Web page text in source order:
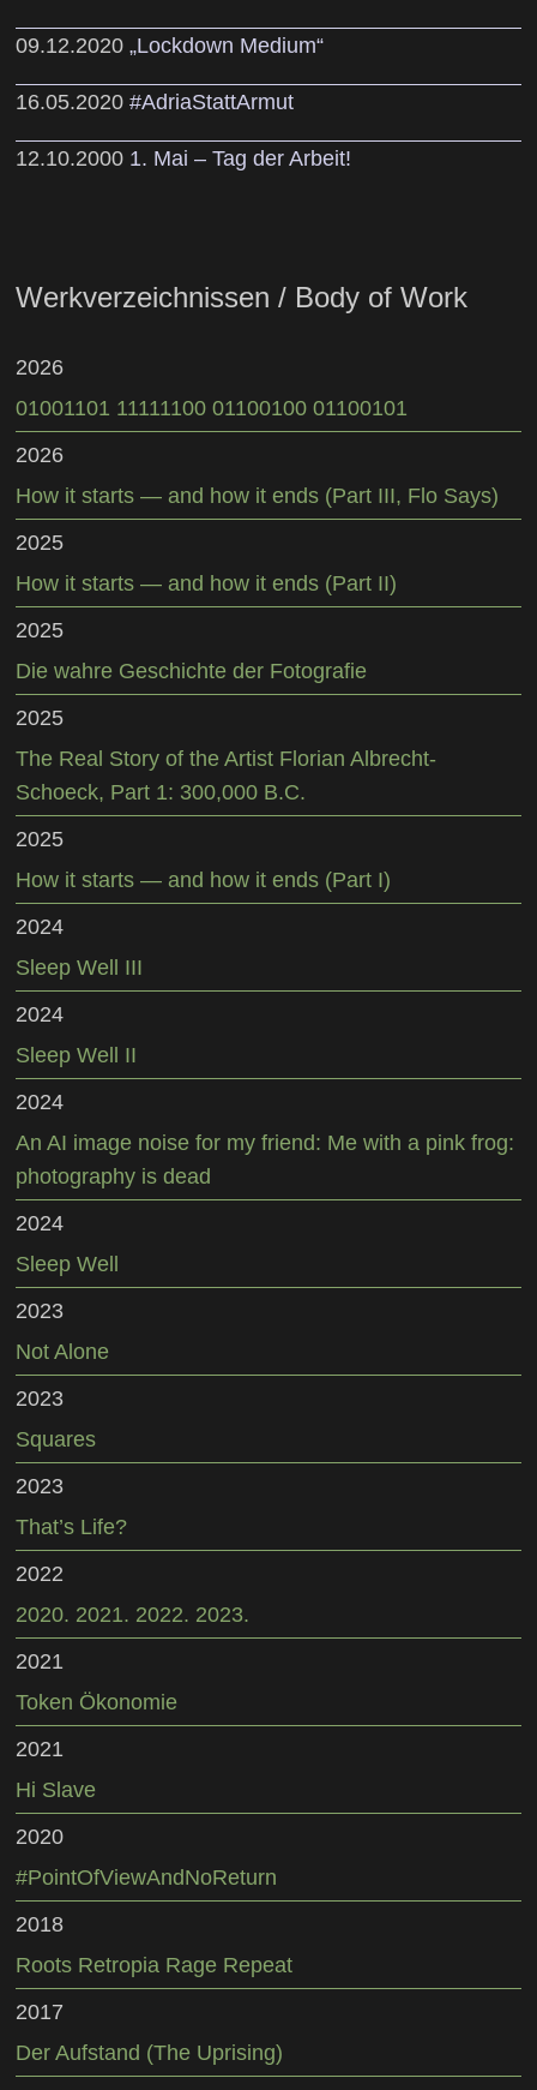
09.12.2020 „Lockdown Medium“
16.05.2020 #AdriaStattArmut
12.10.2000 1. Mai – Tag der Arbeit!
Werkverzeichnissen / Body of Work
2026
01001101 11111100 01100100 01100101
2026
How it starts — and how it ends (Part III, Flo Says)
2025
How it starts — and how it ends (Part II)
2025
Die wahre Geschichte der Fotografie
2025
The Real Story of the Artist Florian Albrecht-
Schoeck, Part 1: 300,000 B.C.
2025
How it starts — and how it ends (Part I)
2024
Sleep Well III
2024
Sleep Well II
2024
An AI image noise for my friend: Me with a pink frog:
photography is dead
2024
Sleep Well
2023
Not Alone
2023
Squares
2023
That’s Life?
2022
2020. 2021. 2022. 2023.
2021
Token Ökonomie
2021
Hi Slave
2020
#PointOfViewAndNoReturn
2018
Roots Retropia Rage Repeat
2017
Der Aufstand (The Uprising)